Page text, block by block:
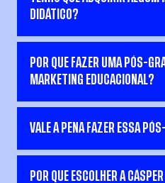
DIDÁTICO?
POR QUE FAZER UMA PÓS-
MARKETING EDUCACIONAL?
VALE A PENA FAZER ESSA
POR QUE ESCOLHER A